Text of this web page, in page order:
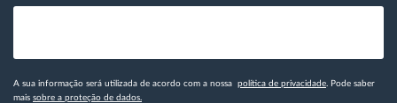
A sua informação será utilizada de acordo com a nossa política de privacidade . Pode saber
mais sobre a proteção de dados.